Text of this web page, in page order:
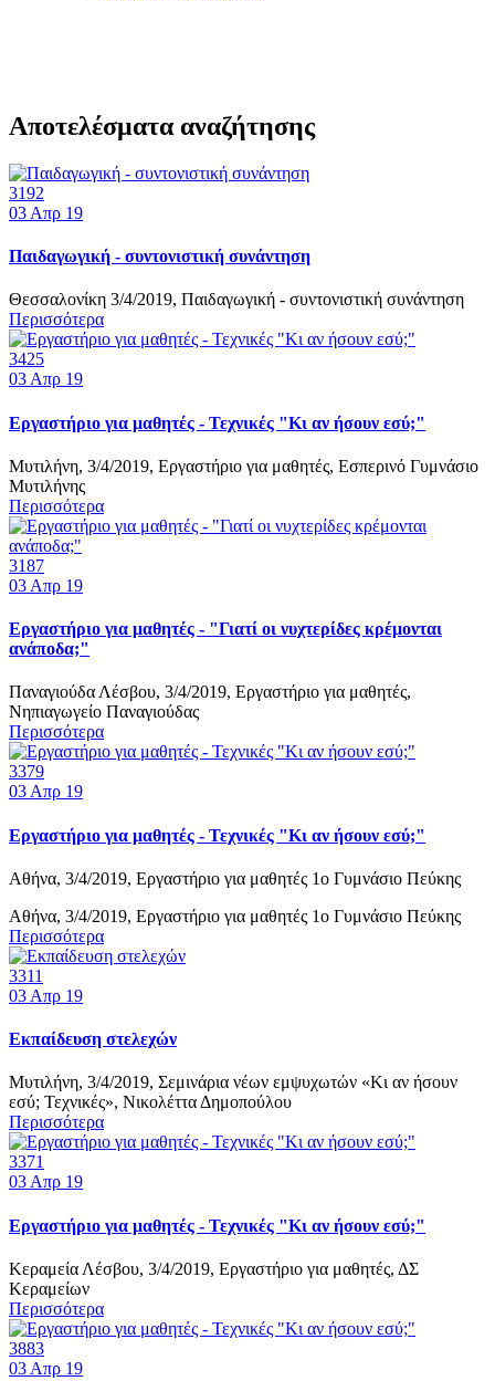
Αποτελέσματα αναζήτησης
3192
03 Απρ 19
Παιδαγωγική - συντονιστική συνάντηση
Θεσσαλονίκη 3/4/2019, Παιδαγωγική - συντονιστική συνάντηση
Περισσότερα
3425
03 Απρ 19
Εργαστήριο για μαθητές - Τεχνικές "Κι αν ήσουν εσύ;"
Μυτιλήνη, 3/4/2019, Εργαστήριο για μαθητές, Εσπερινό Γυμνάσιο
Μυτιλήνης
Περισσότερα
3187
03 Απρ 19
Εργαστήριο για μαθητές - "Γιατί οι νυχτερίδες κρέμονται
ανάποδα;"
Παναγιούδα Λέσβου, 3/4/2019, Εργαστήριο για μαθητές,
Νηπιαγωγείο Παναγιούδας
Περισσότερα
3379
03Απρ 19
Εργαστήριο για μαθητές - Τεχνικές "Κι αν ήσουν εσύ;"
Αθήνα, 3/4/2019, Εργαστήριο για μαθητές 1ο Γυμνάσιο Πεύκης
Αθήνα, 3/4/2019, Εργαστήριο για μαθητές 1ο Γυμνάσιο Πεύκης
Περισσότερα
3311
03 Απρ 19
Εκπαίδευση στελεχών
Μυτιλήνη, 3/4/2019, Σεμινάρια νέων εμψυχωτών «Κι αν ήσουν
εσύ; Τεχνικές», Νικολέττα Δημοπούλου
Περισσότερα
3371
03Απρ 19
Εργαστήριο για μαθητές - Τεχνικές "Κι αν ήσουν εσύ;"
Κεραμεία Λέσβου, 3/4/2019, Εργαστήριο για μαθητές, ΔΣ
Κεραμείων
Περισσότερα
3883
03 Απρ 19